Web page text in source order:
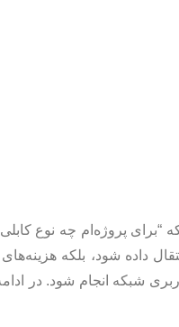
“برای پروژه‌ام چه نوع
داده شود، بلکه هزینه‌های
شبکه انجام شود. در